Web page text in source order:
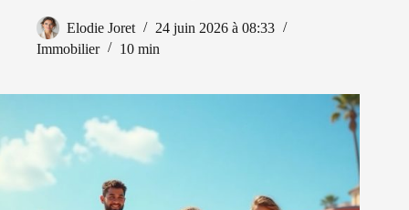
Elodie Joret
24 juin 2026 à 08:33
Immobilier
10 min